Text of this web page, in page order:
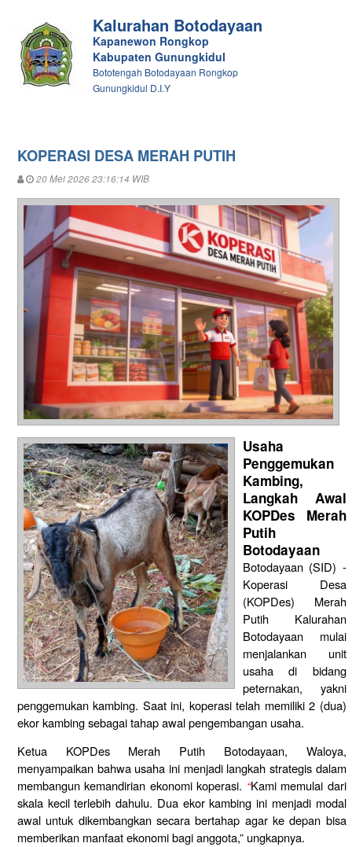
Kalurahan Botodayaan
Kapanewon Rongkop
Kabupaten Gunungkidul
Bototengah Botodayaan Rongkop
Gunungkidul D.I.Y
KOPERASI DESA MERAH PUTIH
20 Mei 2026 23:16:14 WIB
Usaha
Penggemukan
Kambing,
Langkah Awal
KOPDes Merah
Putih
Botodayaan
Botodayaan (SID) -
Koperasi Desa
(KOPDes) Merah
Putih Kalurahan
Botodayaan mulai
menjalankan unit
usaha di bidang
peternakan, yakni
penggemukan kambing. Saat ini, koperasi telah memiliki 2 (dua)
ekor kambing sebagai tahap awal pengembangan usaha.
Ketua KOPDes Merah Putih Botodayaan, Waloya,
menyampaikan bahwa usaha ini menjadi langkah strategis dalam
membangun kemandirian ekonomi koperasi. “Kami memulai dari
skala kecil terlebih dahulu. Dua ekor kambing ini menjadi modal
awal untuk dikembangkan secara bertahap agar ke depan bisa
memberikan manfaat ekonomi bagi anggota,” ungkapnya.